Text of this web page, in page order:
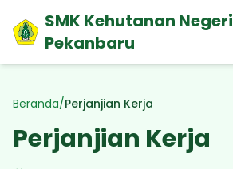
SMK Kehutanan Negeri
Pekanbaru
Beranda/Perjanjian Kerja
Perjanjian Kerja